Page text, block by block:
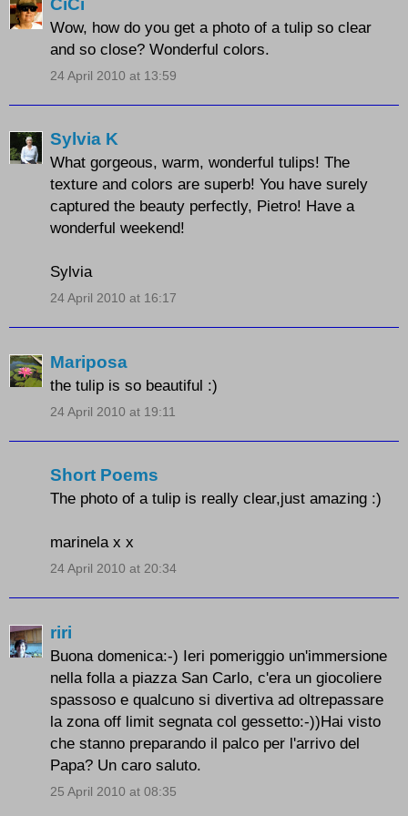
CiCi
Wow, how do you get a photo of a tulip so clear
and so close? Wonderful colors.
24 April 2010 at 13:59
Sylvia K
What gorgeous, warm, wonderful tulips! The
texture and colors are superb! You have surely
captured the beauty perfectly, Pietro! Have a
wonderful weekend!
Sylvia
24 April 2010 at 16:17
Mariposa
the tulip is so beautiful :)
24 April 2010 at 19:11
Short Poems
The photo of a tulip is really clear,just amazing :)
marinela x x
24 April 2010 at 20:34
riri
Buona domenica:-) Ieri pomeriggio un'immersione
nella folla a piazza San Carlo, c'era un giocoliere
spassoso e qualcuno si divertiva ad oltrepassare
la zona off limit segnata col gessetto:-))Hai visto
che stanno preparando il palco per l'arrivo del
Papa? Un caro saluto.
25 April 2010 at 08:35